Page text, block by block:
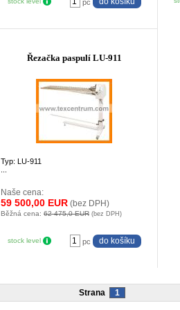
Řezačka paspulí LU-911
Typ: LU-911
Naše cena:
59 500,00 EUR (bez DPH)
Běžná cena:62 475,0 EUR (bez DPH)
stock level pc
Strana 1